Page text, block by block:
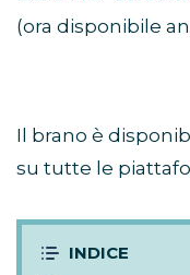
(ora disponibile
Il brano è
su tutte le